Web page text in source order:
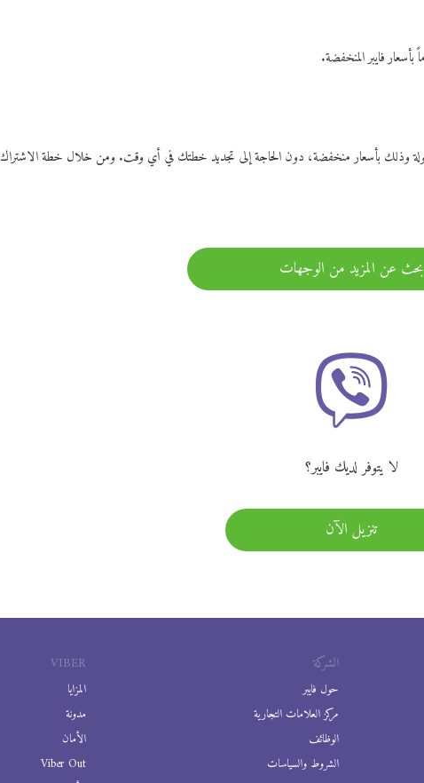
وذلك بأسعار منخفضة، دون الحاجة إلى تجديد خطتك في أي وقت. ومن خلال خطة الاشتراك
بحث عن المزيد من الوجهات
لا يتوفر لديك فايبر؟
تنزيل الآن
VIBER
المزايا
مدونة
الأمان
Viber Out
الشركة
حول فايبر
مركز العلامات التجارية
الوظائف
الشروط والسياسات